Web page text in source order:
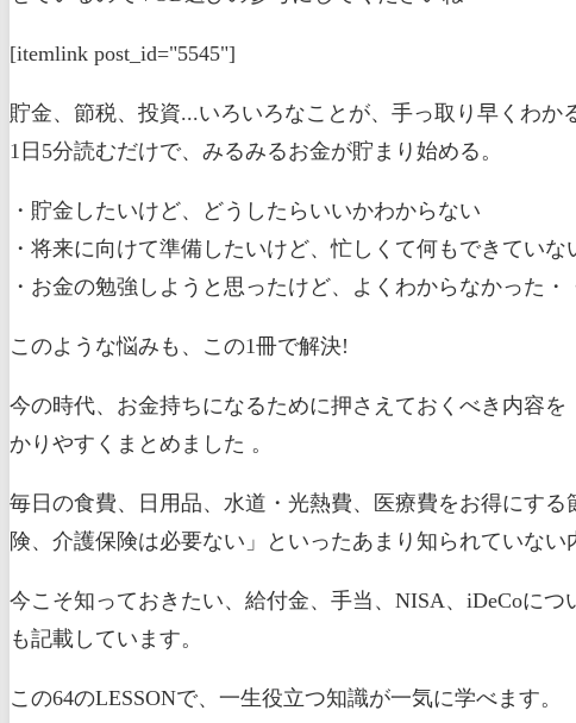
[itemlink post_id="5545"]
貯金、節税、投資...いろいろなことが、手っ取り早くわか
1日5分読むだけで、みるみるお金が貯まり始める。
・貯金したいけど、どうしたらいいかわからない
・将来に向けて準備したいけど、忙しくて何もできていな
・お金の勉強しようと思ったけど、よくわからなかった・
このような悩みも、この1冊で解決!
今の時代、お金持ちになるために押さえておくべき内容
かりやすくまとめました 。
毎日の食費、日用品、水道・光熱費、医療費をお得にす
険、介護保険は必要ない」といったあまり知られていない
今こそ知っておきたい、給付金、手当、NISA、iDeCoに
も記載しています。
この64のLESSONで、一生役立つ知識が一気に学べます。